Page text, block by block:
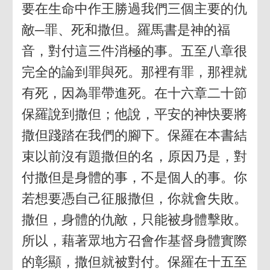
要在生命中作王勝過我們三個主要的仇
敵─罪、死和撒但。羅馬書是神的福
音，對付這三件消極的事。五至八章很
完全的論到罪與死。那裡有罪，那裡就
有死，因為罪帶進死。在十六章二十節
保羅說到撒但；他說，平安的神快要將
撒但踐踏在我們的腳下。保羅在本書結
束以前沒有題撒但的名，原因乃是，對
付撒但是身體的事，不是個人的事。你
若想要憑自己征服撒但，你就會失敗。
撒但，身體的仇敵，只能被身體擊敗。
所以，藉著眾地方召會作基督身體實際
的彰顯，撒但就被對付。保羅在十五至